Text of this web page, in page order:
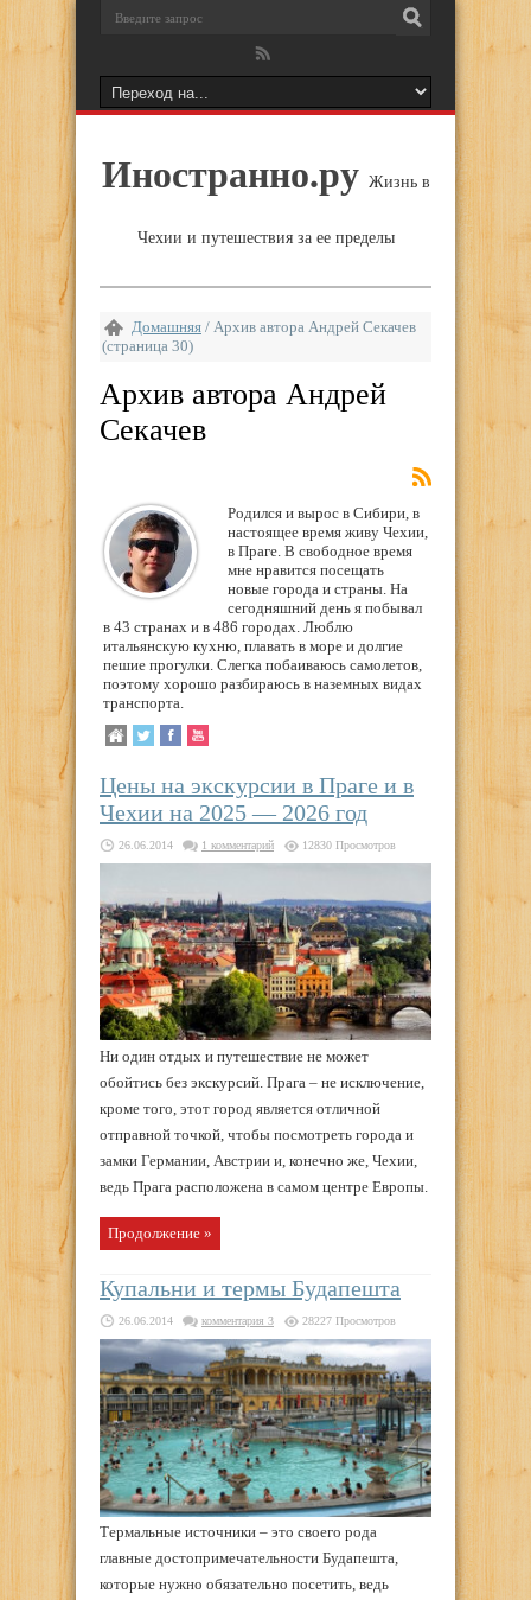
Иностранно.ру Жизнь в
Чехии и путешествия за ее пределы
Домашняя / Архив автора Андрей Секачев
(страница 30)
Архив автора Андрей
Секачев
Родился и вырос в Сибири, в
настоящее время живу Чехии,
в Праге. В свободное время
мне нравится посещать
новые города и страны. На
сегодняшний день я побывал
в 43 странах и в 486 городах. Люблю
итальянскую кухню, плавать в море и долгие
пешие прогулки. Слегка побаиваюсь самолетов,
поэтому хорошо разбираюсь в наземных видах
транспорта.
Цены на экскурсии в Праге и в
Чехии на 2025 — 2026 год
26.06.2014 1 комментарий 12830 Просмотров
Ни один отдых и путешествие не может
обойтись без экскурсий. Прага – не исключение,
кроме того, этот город является отличной
отправной точкой, чтобы посмотреть города и
замки Германии, Австрии и, конечно же, Чехии,
ведь Прага расположена в самом центре Европы.
Продолжение »
Купальни и термы Будапешта
26.06.2014 комментария 3 28227 Просмотров
Термальные источники – это своего рода
главные достопримечательности Будапешта,
которые нужно обязательно посетить, ведь